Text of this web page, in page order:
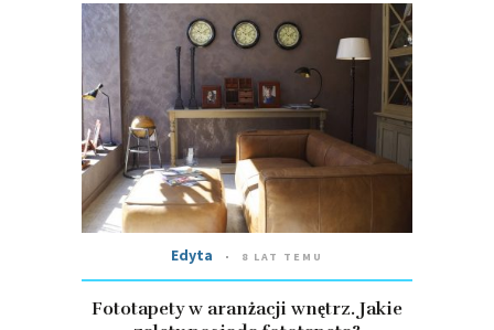
Edyta 8 LAT TEMU
Fototapety w aranżacji wnętrz. Jakie